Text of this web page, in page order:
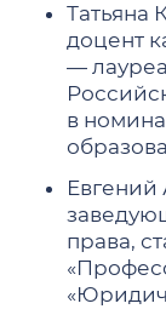
Татьяна
доцент
—
в
Евгений
права,